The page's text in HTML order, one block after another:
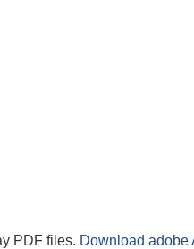
PDF files. Download adobe